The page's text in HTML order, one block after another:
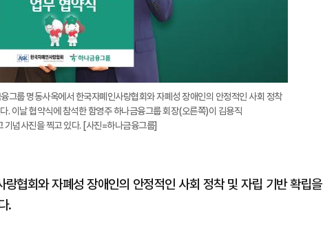
그룹 명동사옥에서 한국자폐인사랑협회와 자폐성 장애인의 안정적인 사회 정착
. 이날 협약식에 참석한 함영주 하나금융그룹 회장(오른쪽)이 김용직
념사진을 찍고 있다. [사진=하나금융그룹]
협회와 자폐성 장애인의 안정적인 사회 정착 및 자립 기반 확립을
.